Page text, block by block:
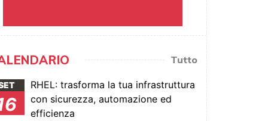
Tutto
RHEL: trasforma la tua infrastruttura
con sicurezza, automazione ed
efficienza